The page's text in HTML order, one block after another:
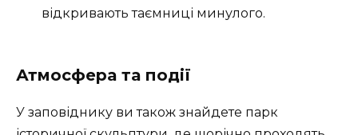
відкривають таємниці минулого.
Атмосфера та події
У заповіднику ви також знайдете парк